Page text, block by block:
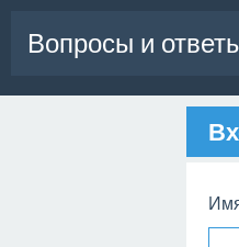
Вопросы и